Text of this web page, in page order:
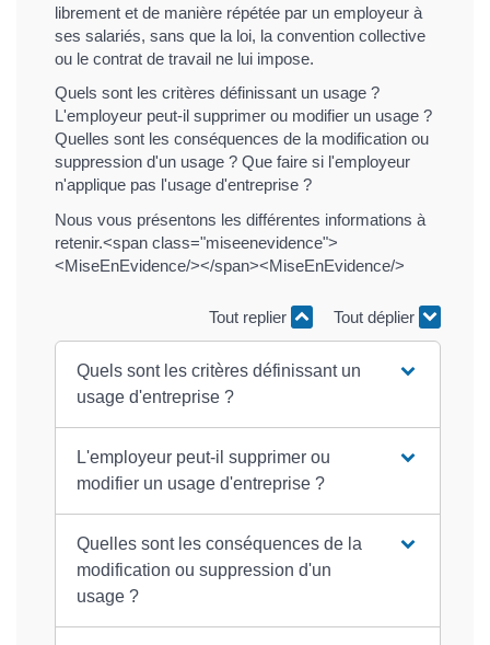
librement et de manière répétée par un employeur à
ses salariés, sans que la loi, la convention collective
ou le contrat de travail ne lui impose.
Quels sont les critères définissant un usage ?
L'employeur peut-il supprimer ou modifier un usage ?
Quelles sont les conséquences de la modification ou
suppression d'un usage ? Que faire si l'employeur
n'applique pas l'usage d'entreprise ?
Nous vous présentons les différentes informations à
retenir.<span class="miseenevidence">
<MiseEnEvidence/></span><MiseEnEvidence/>
Tout replier Tout déplier
Quels sont les critères définissant un
usage d'entreprise ?
L'employeur peut-il supprimer ou
modifier un usage d'entreprise ?
Quelles sont les conséquences de la
modification ou suppression d'un
usage ?